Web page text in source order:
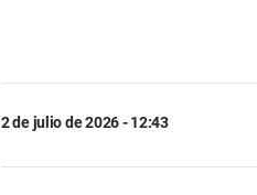
2 de julio de 2026 - 12:43